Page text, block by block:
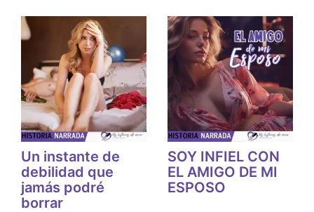
Un instante de
debilidad que
jamás podré
borrar
SOY INFIEL CON
EL AMIGO DE MI
ESPOSO